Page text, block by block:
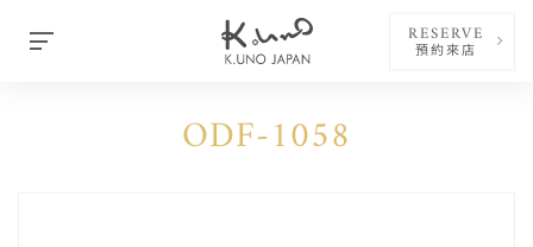
RESERVE
預約來店
ODF-1058